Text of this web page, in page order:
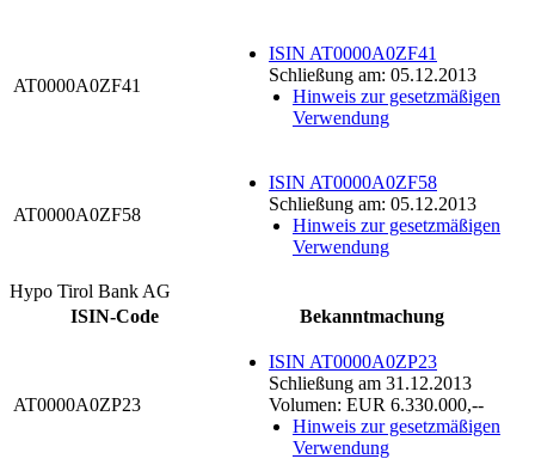
AT0000A0ZF41
ISIN AT0000A0ZF41
Schließung am: 05.12.2013
Hinweis zur gesetzmäßigen
Verwendung
AT0000A0ZF58
ISIN AT0000A0ZF58
Schließung am: 05.12.2013
Hinweis zur gesetzmäßigen
Verwendung
Hypo Tirol Bank AG
ISIN-Code
Bekanntmachung
AT0000A0ZP23
ISIN AT0000A0ZP23
Schließung am 31.12.2013
Volumen: EUR 6.330.000,--
Hinweis zur gesetzmäßigen
Verwendung